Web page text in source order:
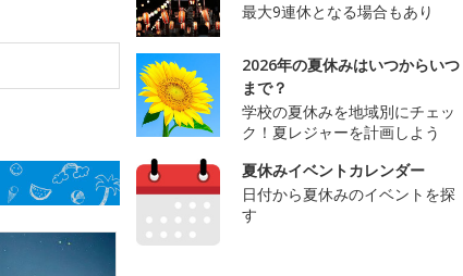
最大9連休となる場合もあり
2026年の夏休みはいつからいつ
まで？
学校の夏休みを地域別にチェッ
ク！夏レジャーを計画しよう
夏休みイベントカレンダー
日付から夏休みのイベントを探
す